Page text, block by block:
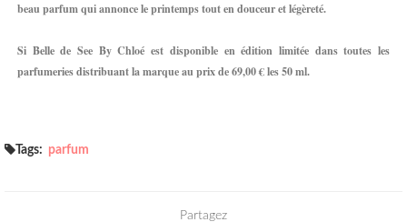
beau parfum qui annonce le printemps tout en douceur et légèreté.
Si Belle de See By Chloé est disponible en édition limitée dans toutes les
parfumeries distribuant la marque au prix de 69,00 € les 50 ml.
Tags: parfum
Partagez